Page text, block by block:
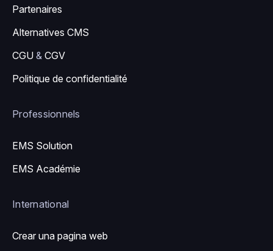
Partenaires
Alternatives CMS
CGU & CGV
Politique de confidentialité
Professionnels
EMS Solution
EMS Académie
International
Crear una pagina web